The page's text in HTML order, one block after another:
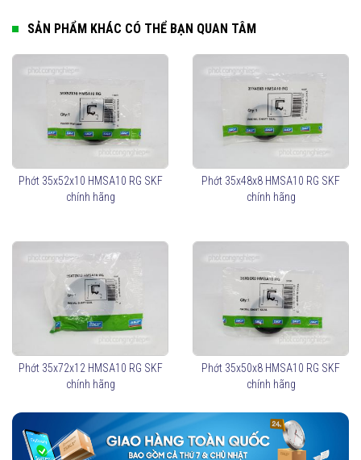
Thiết kế phớt chặn dầu 35X55X8 HMSA10 RG
Phớt 35X55X8 HMSA10 RG được làm từ chất liệu cao su NBR. Dải
nhiệt độ hoạt động rộng từ -40 độ C đến +100 độ C, phù hợp với
nhiều môi trường hoạt động máy tại Việt Nam.
Mặt tiếp xúc của môi phớt, là phần bề mặt trục mà môi phớt tiếp
xúc, có tính quyết định cho hiệu quả làm kín. Các loại phớt 2 môi
(ký hiệu HMSA10) được sản xuất với mặt tiếp xúc có độ cứng đạt
bám chặt vào bề mặt.
Tại sao cần chọn đúng phớt chặn dầu cho máy móc?
Phớt chặn dầu là một màng ngăn cách hai chất hoà trộn với nhau.
Chất được ngăn cách có thể là chất lỏng, chất khí hay các chất rắn
khác.
SẢN PHẨM KHÁC CÓ THỂ BẠN QUAN TÂM
Phớt 35x52x10 HMSA10 RG SKF
chính hãng
Phớt 35x48x8 HMSA10 RG SKF
chính hãng
Phớt 35x72x12 HMSA10 RG SKF
chính hãng
Phớt 35x50x8 HMSA10 RG SKF
chính hãng